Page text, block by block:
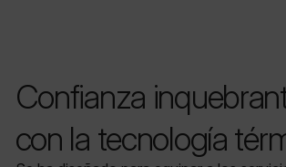
Confianza
con la tecnología